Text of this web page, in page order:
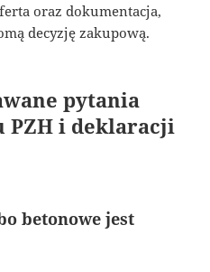
oraz dokumentacja,
decyzję zakupową.
pytania
PZH i deklaracji
betonowe jest